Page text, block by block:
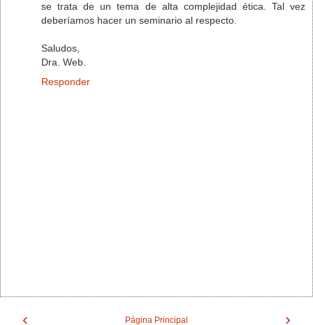
se trata de un tema de alta complejidad ética. Tal vez
deberíamos hacer un seminario al respecto.
Saludos,
Dra. Web.
Responder
‹ ›
Página Principal